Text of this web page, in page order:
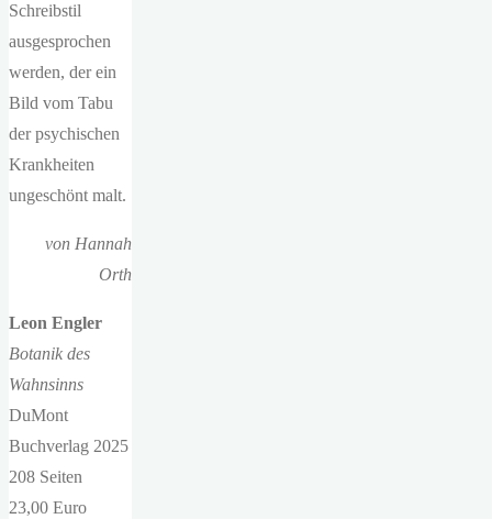
Schreibstil
ausgesprochen
werden, der ein
Bild vom Tabu
der psychischen
Krankheiten
ungeschönt malt.
von Hannah
Orth
Leon Engler
Botanik des
Wahnsinns
DuMont
Buchverlag 2025
208 Seiten
23,00 Euro